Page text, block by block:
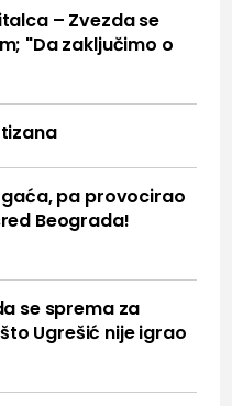
– Zvezda se
"Da zaključimo o
pa provocirao
Beograda!
se sprema za
Ugrešić nije igrao